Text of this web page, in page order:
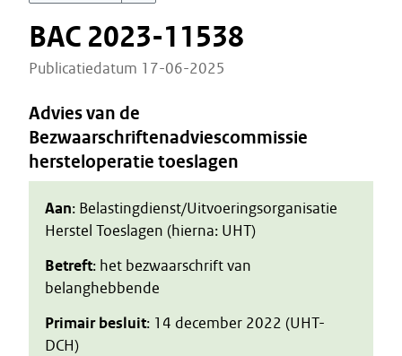
BAC 2023-11538
Publicatiedatum 17-06-2025
Advies van de
Bezwaarschriftenadviescommissie
hersteloperatie toeslagen
Aan: Belastingdienst/Uitvoeringsorganisatie
Herstel Toeslagen (hierna: UHT)
Betreft: het bezwaarschrift van
belanghebbende
Primair besluit: 14 december 2022 (UHT-
DCH)